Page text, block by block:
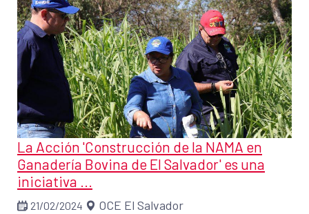
La Acción 'Construcción de la NAMA en
Ganadería Bovina de El Salvador' es una
iniciativa ...
21/02/2024 OCE El Salvador